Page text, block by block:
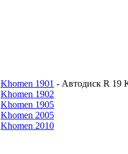
Khomen 1901
Khomen 1902
Khomen 1905
Khomen 2005
Khomen 2010
- Автодиск R 19